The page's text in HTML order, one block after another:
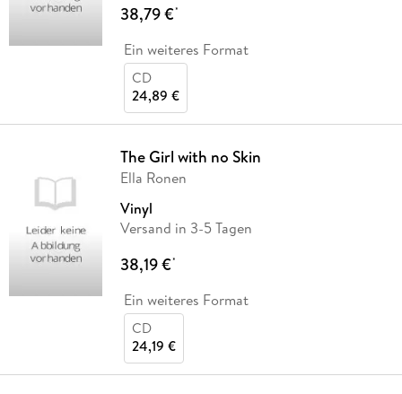
38,79 €*
Ein weiteres Format
CD
24,89 €
The Girl with no Skin
Ella Ronen
Vinyl
Versand in 3-5 Tagen
38,19 €*
Ein weiteres Format
CD
24,19 €